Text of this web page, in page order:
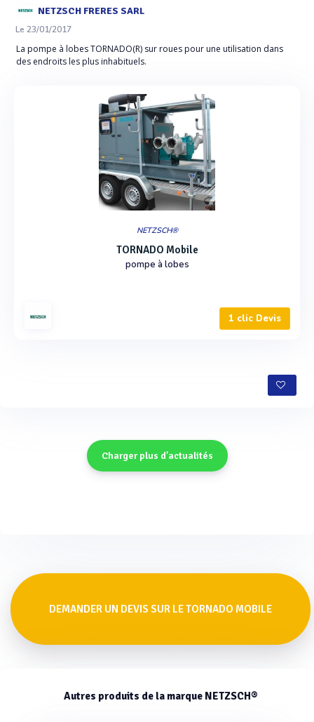
NETZSCH FRERES SARL
Le 23/01/2017
La pompe à lobes TORNADO(R) sur roues pour une utilisation dans
des endroits les plus inhabituels.
NETZSCH®
TORNADO Mobile
pompe à lobes
1 clic Devis
Charger plus d'actualités
DEMANDER UN DEVIS SUR LE TORNADO MOBILE
Autres produits de la marque NETZSCH®